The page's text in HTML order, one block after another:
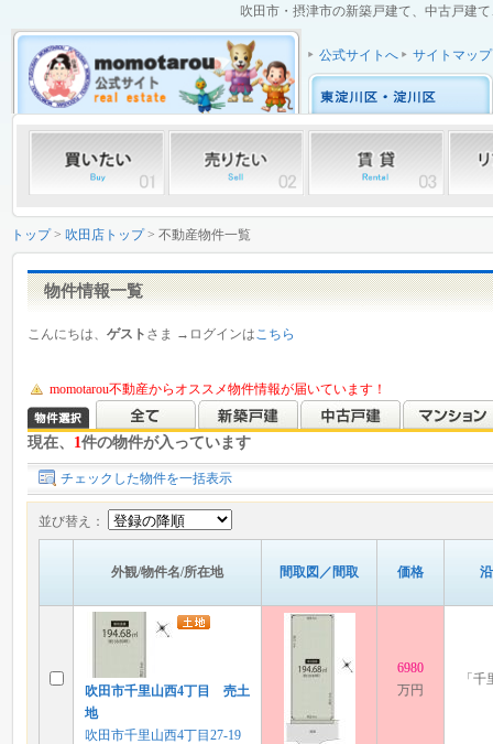
吹田市・摂津市の新築戸建て、中古戸建
公式サイトへ サイトマップ
トップ> 吹田店トップ> 不動産物件一覧
物件情報一覧
こんにちは、 ゲスト さま →ログインはこちら
momotarou不動産からオススメ物件情報が届いています！
現在、 1件の物件が入っています
チェックした物件を一括表示
並び替え：
外観/物件名/所在地 間取図／間取 価格
吹田市千里山西4丁目 売土
地
吹田市千里山西4丁目27-19
6980
万円
「